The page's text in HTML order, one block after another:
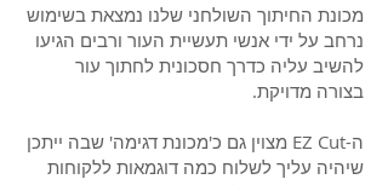
מכונת החיתוך השולחני שלנו נמצאת בשימוש
נרחב על ידי אנשי תעשיית העור ורבים הגיעו
להשיב עליה כדרך חסכונית לחתוך עור
בצורה מדויקת.
ה-EZ Cut מצוין גם כ'מכונת דגימה' שבה ייתכן
שיהיה עליך לשלוח כמה דוגמאות ללקוחות